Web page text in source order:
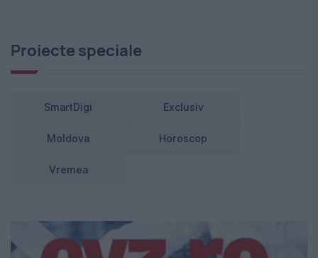
Proiecte speciale
SmartDigi Exclusiv
Moldova Horoscop
Vremea